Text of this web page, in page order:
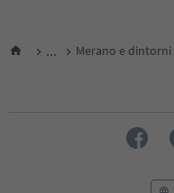
... Merano e dintorni